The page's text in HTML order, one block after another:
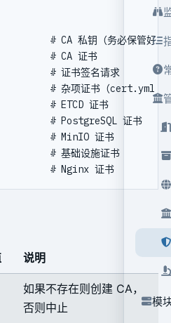
模
# CA 私钥（务必保管好！
# CA 证书
# 证书签名请求
# 杂项证书（cert.yml 输
# ETCD 证书
# PostgreSQL 证书
# MinIO 证书
# 基础设施证书
└── nginx/                    # Nginx 证书
说明
如果不存在则创建 CA，
否则中止